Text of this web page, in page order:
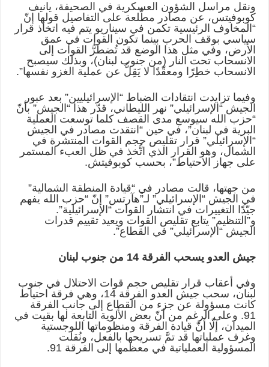
ونقل مراسل الشؤون العسكرية في الصحيفة، يانيف
كوبوفيتس، عن مصادر مطَّلعة على التفاصيل قولها إنّ
“المخاوف الرئيسية تكمن في سيناريو يتم فيه اتخاذ قرار
سياسي بوقف الحرب بينما تكون القوات في عمق
الأرض، وفي مثل هذا الوضع قد تُضطرُّ القوات إلى
الانسحاب تحت النار (من جنوب لبنان)، وبذلك سيصبح
الانسحاب خطِرًا ومعقّدًا لا يَقِلُّ عن عملية الغزو نفسها”.
وفيما تزايدت انتقادات الضباط “الإسرائيليين” بعد عبور
الجيش “الإسرائيلي” نهر الليطاني، قدّر هذا “الجيش” بأنّ
“حزب الله سيوسع مدى القصف كلما توسعت العملية
البرية في لبنان”، في حين “انتقدت مصادر في الجيش
“الإسرائيلي” قرار تقليص حجم القوات المنتشرة في
الشمال، وهو القرار الذي اتُّخذ في ظل العبء المستمر
على جهاز الاحتياط”، بحسب كوبوفيتش.
من جهتها، قالت مصادر في “قيادة المنطقة الشمالية”
في الجيش “الإسرائيلي” لـ”هآرتس” إنّ “حزب الله يفهم
جيّدًا التغييرات في انتشار القوات “الإسرائيلية”.
و”التنظيم” يتابع تقليص القوات ويعيد تقييم قدرات
الجيش “الإسرائيلي” في القطاع”.
جيش العدو يسحب الفرقة 14 من جنوب لبنان
وفي أعقاب قرار تقليص حجم قوات الاحتلال في جنوب
لبنان، سحب جيش العدو الفرقة 14، وهي فرقة احتياط
كانت مسؤولة عن جزء من القطاع إلى جانب الفرقة
91. وعلى الرغم من أنّ بعض الألوية التابعة لها بقيت في
الميدان، إلّا أنّ قيادة الفرقة ومنظوماتها اللوجستية
وغرف عملياتها قد تمَّ تسريحها بالفعل، ونُقلت
المسؤولية العملياتية في معظمها إلى الفرقة 91.